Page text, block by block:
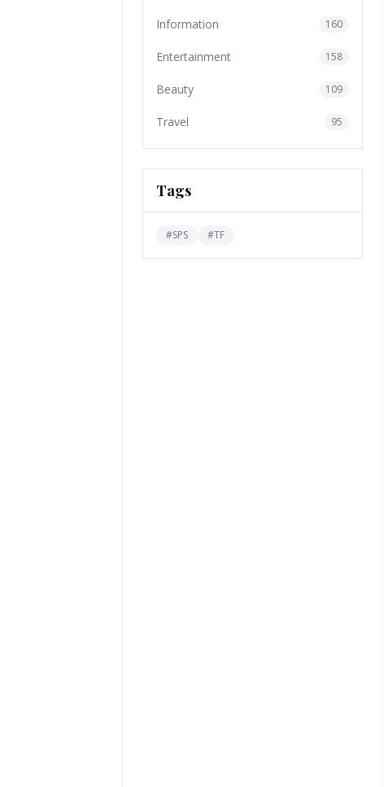
Information 160
Entertainment 158
Beauty 109
Travel 95
Tags
#SPS #TF